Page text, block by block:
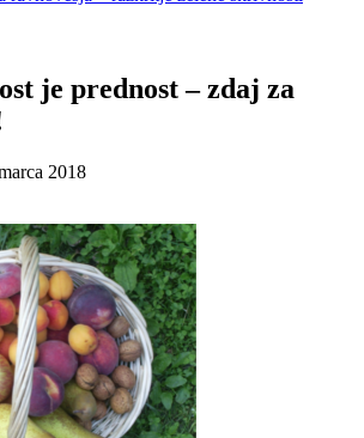
je prednost – zdaj za
2018